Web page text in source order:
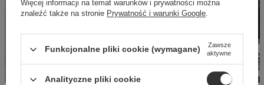
Więcej informacji na temat warunków i prywatności można
znaleźć także na stronie Prywatność i warunki Google.
Funkcjonalne pliki cookie (wymagane)
Zawsze
aktywne
Analityczne pliki cookie